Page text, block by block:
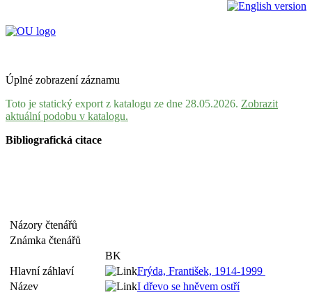
Úplné zobrazení záznamu
Toto je statický export z katalogu ze dne 28.05.2026. Zobrazit
aktuální podobu v katalogu.
Bibliografická citace
Názory čtenářů
Známka čtenářů
BK
Hlavní záhlaví
Frýda, František, 1914-1999
Název
I dřevo se hněvem ostří